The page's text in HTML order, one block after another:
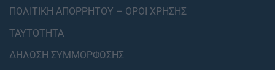
ΠΟΛΙΤΙΚΗ ΑΠΟΡΡΗΤΟΥ – ΟΡΟΙ ΧΡΗΣΗΣ
ΤΑΥΤΟΤΗΤΑ
ΔΗΛΩΣΗ ΣΥΜΜΟΡΦΩΣΗΣ